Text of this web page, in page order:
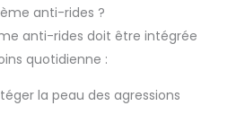
anti-rides ?
anti-rides doit être intégrée
quotidienne :
la peau des agressions